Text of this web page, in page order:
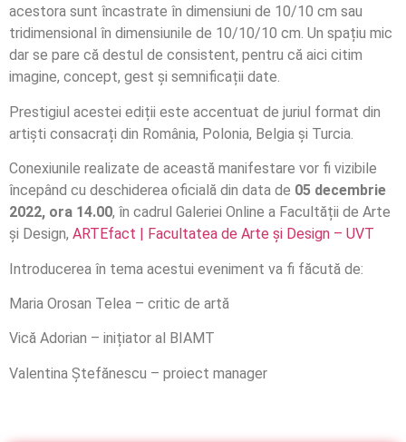
acestora sunt încastrate în dimensiuni de 10/10 cm sau
tridimensional în dimensiunile de 10/10/10 cm. Un spațiu mic
dar se pare că destul de consistent, pentru că aici citim
imagine, concept, gest și semnificații date.
Prestigiul acestei ediții este accentuat de juriul format din
artiști consacrați din România, Polonia, Belgia și Turcia.
Conexiunile realizate de această manifestare vor fi vizibile
începând cu deschiderea oficială din data de 05 decembrie
2022, ora 14.00, în cadrul Galeriei Online a Facultății de Arte
și Design, ARTEfact | Facultatea de Arte și Design – UVT
Introducerea în tema acestui eveniment va fi făcută de:
Maria Orosan Telea – critic de artă
Vică Adorian – inițiator al BIAMT
Valentina Ștefănescu – proiect manager